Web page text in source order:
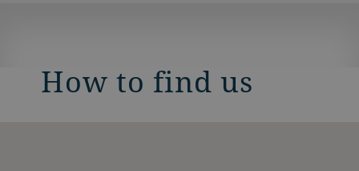
How to find us